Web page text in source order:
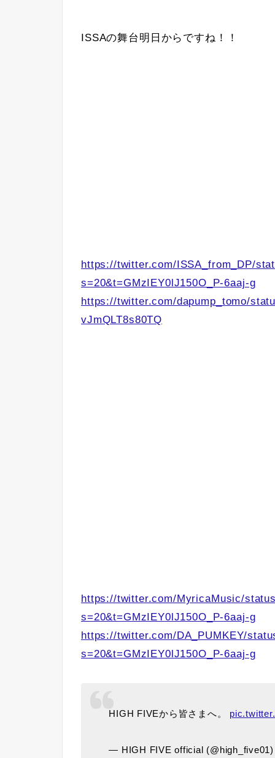
ISSAの舞台明日からですね！！
https://twitter.com/ISSA_from_DP/
s=20&t=GMzIEY0lJ150O_P-6aaj-g
https://twitter.com/dapump_tomo/
vJmQLT8s80TQ
https://twitter.com/MyricaMusic/
s=20&t=GMzIEY0lJ150O_P-6aaj-g
https://twitter.com/DA_PUMKEY/
s=20&t=GMzIEY0lJ150O_P-6aaj-g
HIGH FIVEから皆さまへ。
— HIGH FIVE official